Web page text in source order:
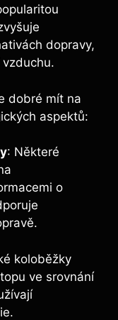
dopravy,
dobré mít na
aspektů:
: Některé
o
koloběžky
ve srovnání